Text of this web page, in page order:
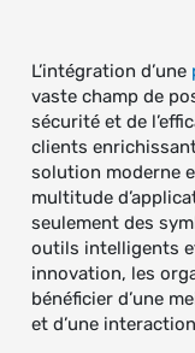
L’intégration d’une
vaste champ de
sécurité et de
clients
solution moderne
multitude
seulement des
outils intelligents
innovation, les
bénéficier d’une
et d’une